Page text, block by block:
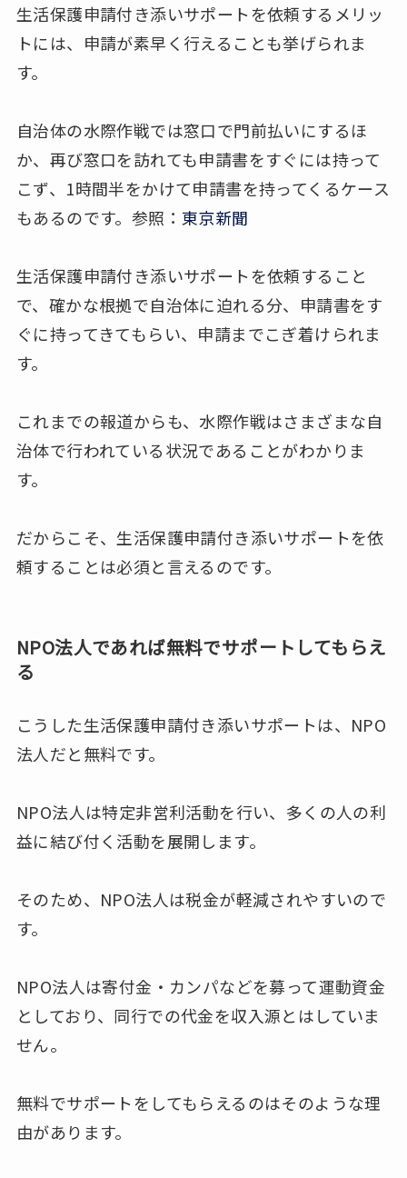
生活保護申請付き添いサポートを依頼するメリッ
トには、申請が素早く行えることも挙げられま
す。
自治体の水際作戦では窓口で門前払いにするほ
か、再び窓口を訪れても申請書をすぐには持って
こず、1時間半をかけて申請書を持ってくるケース
もあるのです。参照： 東京新聞
生活保護申請付き添いサポートを依頼すること
で、確かな根拠で自治体に迫れる分、申請書をす
ぐに持ってきてもらい、申請までこぎ着けられま
す。
これまでの報道からも、水際作戦はさまざまな自
治体で行われている状況であることがわかりま
す。
だからこそ、生活保護申請付き添いサポートを依
頼することは必須と言えるのです。
NPO法人であれば無料でサポートしてもらえ
る
こうした生活保護申請付き添いサポートは、NPO
法人だと無料です。
NPO法人は特定非営利活動を行い、多くの人の利
益に結び付く活動を展開します。
そのため、NPO法人は税金が軽減されやすいので
す。
NPO法人は寄付金・カンパなどを募って運動資金
としており、同行での代金を収入源とはしていま
せん。
無料でサポートをしてもらえるのはそのような理
由があります。